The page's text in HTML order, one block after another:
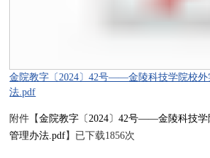
金院教字〔2024〕42号——金陵科技学院校
法.pdf
附件【金院教字〔2024〕42号——金陵科技学
管理办法.pdf】已下载1856次